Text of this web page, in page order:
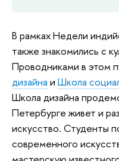
В рамках Недели
также знакомились с
Проводниками в этом
дизайна и Школа
Школа дизайна
Петербурге живет и
искусство. Студенты
современного